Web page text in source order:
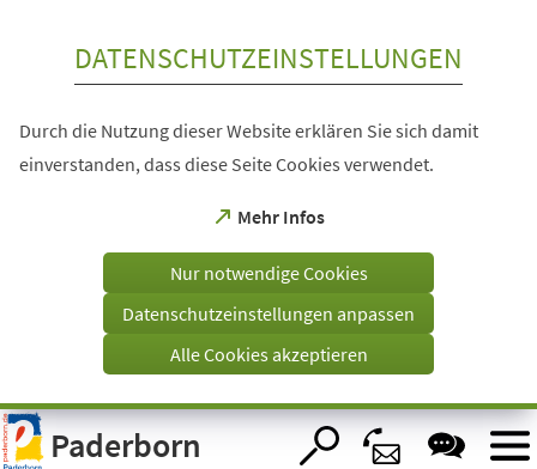
Visuelle
Assistenzsoftware
öffnen.
DATENSCHUTZEINSTELLUNGEN
Durch die Nutzung dieser Website erklären Sie sich damit
einverstanden, dass diese Seite Cookies verwendet.
Mehr Infos
(Öffnet
einem
Tab)
Nur notwendige Cookies
Datenschutzeinstellungen anpassen
Alle Cookies akzeptieren
Paderborn